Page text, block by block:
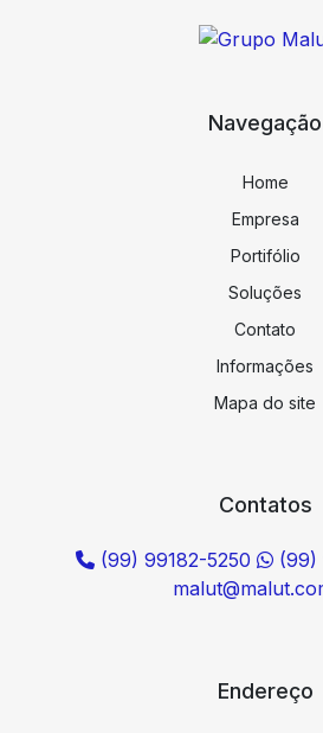
Navegação
Home
Empresa
Portifólio
Soluções
Contato
Informações
Mapa do site
Contatos
(99) 99182-5250
(99)
Endereço